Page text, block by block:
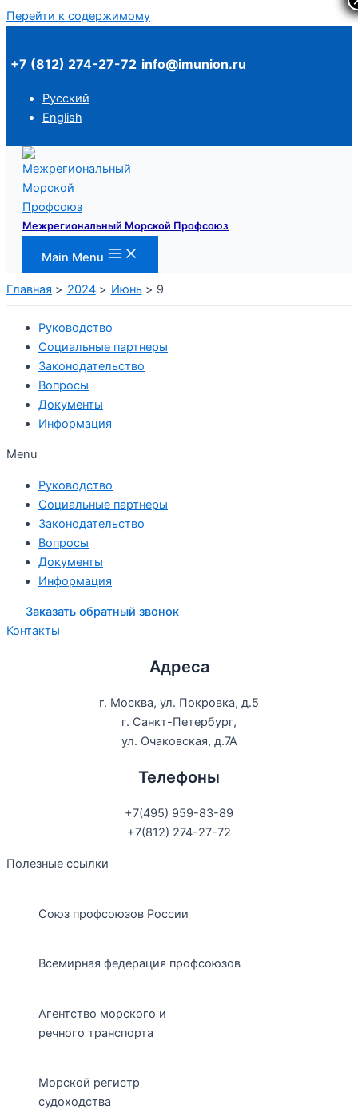
Перейти к содержимому
+7 (812) 274-27-72 info@imunion.ru
Русский
English
Межрегиональный Морской Профсоюз
Main Menu
Главная 2024 Июнь 9
Руководство
Социальные партнеры
Законодательство
Вопросы
Документы
Информация
Menu
Руководство
Социальные партнеры
Законодательство
Вопросы
Документы
Информация
Заказать обратный звонок
Контакты
Адреса
г. Москва, ул. Покровка, д.5
г. Санкт-Петербург,
ул. Очаковская, д.7А
Телефоны
+7(495) 959-83-89
+7(812) 274-27-72
Полезные ссылки
Союз профсоюзов России
Всемирная федерация профсоюзов
Агентство морского и
речного транспорта
Морской регистр
судоходства